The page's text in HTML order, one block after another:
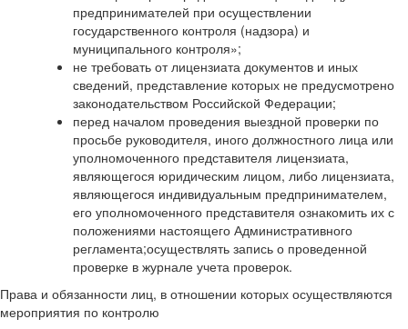
предпринимателей при осуществлении
государственного контроля (надзора) и
муниципального контроля»;
не требовать от лицензиата документов и иных
сведений, представление которых не предусмотрено
законодательством Российской Федерации;
перед началом проведения выездной проверки по
просьбе руководителя, иного должностного лица или
уполномоченного представителя лицензиата,
являющегося юридическим лицом, либо лицензиата,
являющегося индивидуальным предпринимателем,
его уполномоченного представителя ознакомить их с
положениями настоящего Административного
регламента;осуществлять запись о проведенной
проверке в журнале учета проверок.
Права и обязанности лиц, в отношении которых осуществляются
мероприятия по контролю